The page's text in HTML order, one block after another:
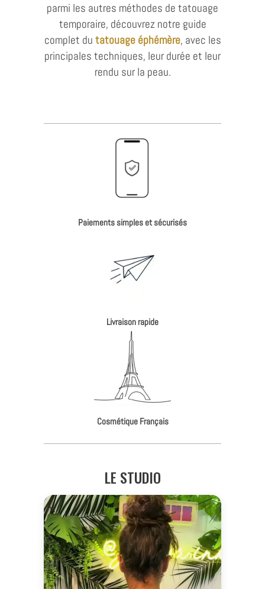
parmi les autres méthodes de tatouage
temporaire, découvrez notre guide
complet du tatouage éphémère, avec les
principales techniques, leur durée et leur
rendu sur la peau.
Paiements simples et sécurisés
Livraison rapide
Cosmétique Français
LE STUDIO